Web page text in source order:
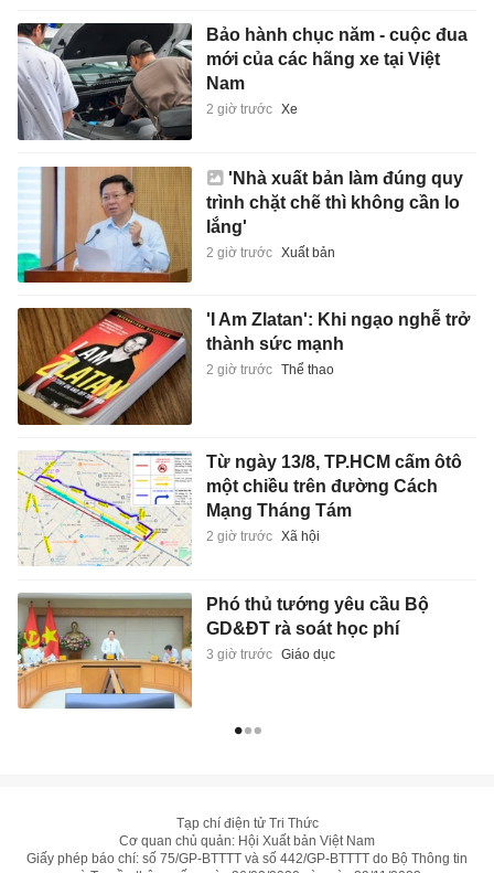
Bảo hành chục năm - cuộc đua
mới của các hãng xe tại Việt
Nam
2 giờ trước Xe
'Nhà xuất bản làm đúng quy
trình chặt chẽ thì không cần lo
lắng'
2 giờ trước Xuất bản
'I Am Zlatan': Khi ngạo nghễ trở
thành sức mạnh
2 giờ trước Thể thao
Từ ngày 13/8, TP.HCM cấm ôtô
một chiều trên đường Cách
Mạng Tháng Tám
2 giờ trước Xã hội
Phó thủ tướng yêu cầu Bộ
GD&ĐT rà soát học phí
3 giờ trước Giáo dục
Tạp chí điện tử Tri Thức
Cơ quan chủ quản: Hội Xuất bản Việt Nam
Giấy phép báo chí: số 75/GP-BTTTT và số 442/GP-BTTTT do Bộ Thông tin